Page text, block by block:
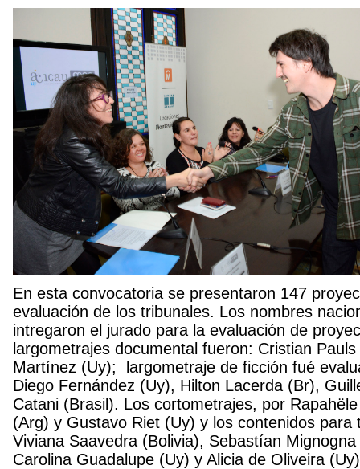
En esta convocatoria se presentaron 147
evaluación de los tribunales. Los nombres
intregaron el jurado para la evaluación de
largometrajes documental fueron: Cristian
Martínez (Uy); largometraje de ficción fué
Diego Fernández (Uy), Hilton Lacerda (Br),
Catani (Brasil). Los cortometrajes, por
(Arg) y Gustavo Riet (Uy) y los contenidos
Viviana Saavedra (Bolivia), Sebastían
Carolina Guadalupe (Uy) y Alicia de Oliveira (Uy)